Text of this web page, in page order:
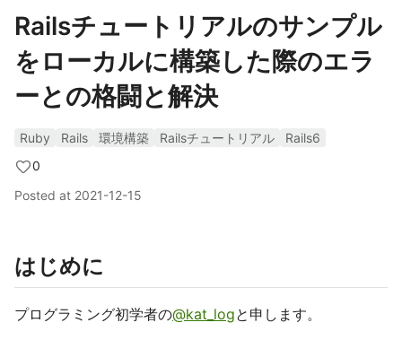
Railsチュートリアルのサンプル
をローカルに構築した際のエラ
ーとの格闘と解決
Ruby Rails 環境構築 Railsチュートリアル
Rails6
0
Posted at 2021-12-15
はじめに
プログラミング初学者の@kat_logと申します。